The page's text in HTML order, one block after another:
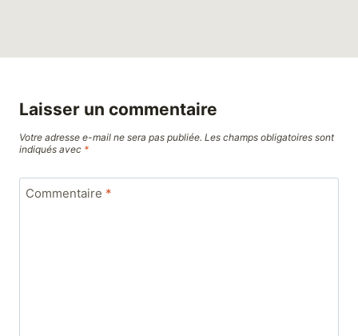
Laisser un commentaire
Votre adresse e-mail ne sera pas publiée. Les champs obligatoires sont
indiqués avec *
Commentaire *